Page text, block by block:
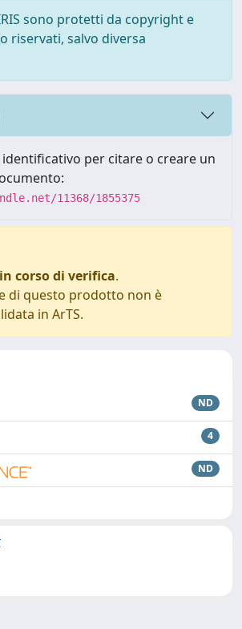
sono protetti da copyright e
riservati, salvo diversa
per citare o creare un
11368/1855375
corso di verifica.
di questo prodotto non è
in ArTS.
ND
4
ND